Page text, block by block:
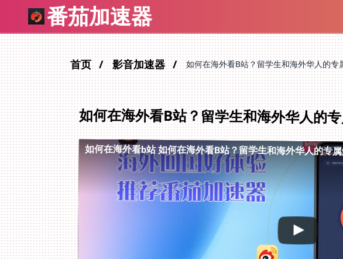
番茄加速器
首页 影音加速器 如何在海外看B站？留学生和海外华人的专
如何在海外看B站？留学生和海外华人的
如何在海外看b站 如何在海外看B站？留学生和海外华人的专